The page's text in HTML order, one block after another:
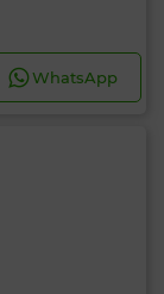
WhatsApp